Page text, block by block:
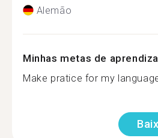
Alemão
Minhas metas de
Make pratice for my